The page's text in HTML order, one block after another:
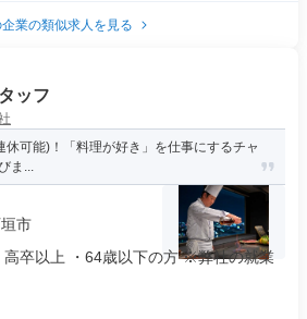
企業の類似求人を見る
ッフ
可能)！「料理が好き」を仕事にするチャ
ま...
市
高卒以上 ・64歳以下の方 ※弊社の就業